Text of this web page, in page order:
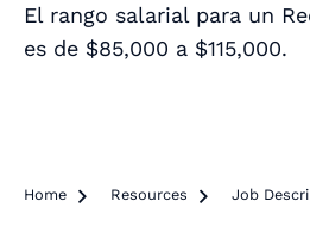
El rango salarial para un
es de $85,000 a $115,000.
Home  Resources  Job